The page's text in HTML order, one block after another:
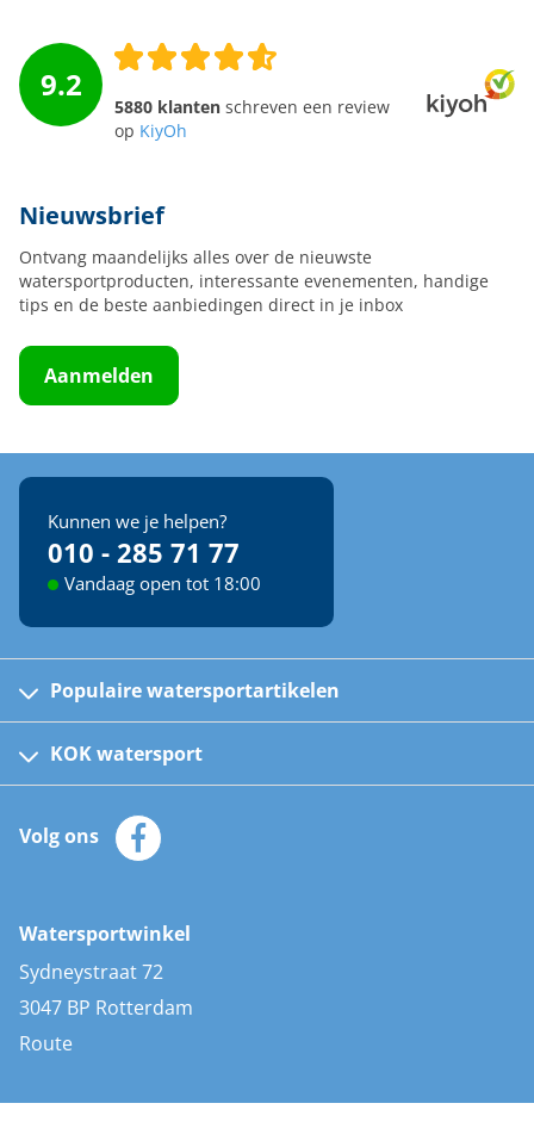
9.2
5880 klanten schreven een review
op KiyOh
Nieuwsbrief
Ontvang maandelijks alles over de nieuwste
watersportproducten, interessante evenementen, handige
tips en de beste aanbiedingen direct in je inbox
Aanmelden
Kunnen we je helpen?
010 - 285 71 77
Vandaag open tot 18:00
Populaire watersportartikelen
Kinder reddingsvesten
Automatische reddingsvesten
Zeilkleding
Zonnepanelen
AIS transponders
Stootwillen en fenders
Bootkussens
Zwemtrappen
KOK watersport
Klantenservice
Merken
Volg ons
Watersportwinkel
Sydneystraat 72
3047 BP Rotterdam
Route